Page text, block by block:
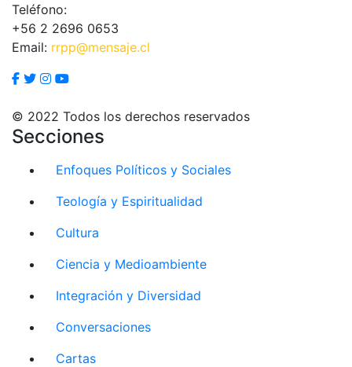
Teléfono:
+56 2 2696 0653
Email: rrpp@mensaje.cl
© 2022 Todos los derechos reservados
Secciones
Enfoques Políticos y Sociales
Teología y Espiritualidad
Cultura
Ciencia y Medioambiente
Integración y Diversidad
Conversaciones
Cartas